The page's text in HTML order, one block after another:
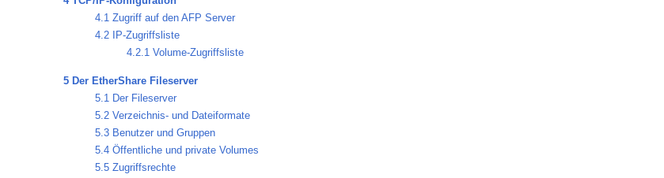
4.1 Zugriff auf den AFP Server
4.2 IP-Zugriffsliste
4.2.1 Volume-Zugriffsliste
5 Der EtherShare Fileserver
5.1 Der Fileserver
5.2 Verzeichnis- und Dateiformate
5.3 Benutzer und Gruppen
5.4 Öffentliche und private Volumes
5.5 Zugriffsrechte